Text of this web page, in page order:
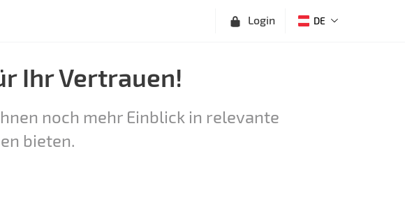
Login DE
Ihr Vertrauen!
noch mehr Einblick in relevante
bieten.